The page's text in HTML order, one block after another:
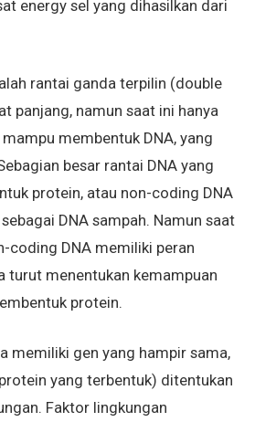
energy sel yang dihasilkan dari
rantai ganda terpilin (double
panjang, namun saat ini hanya
membentuk DNA, yang
besar rantai DNA yang
protein, atau non-coding DNA
DNA sampah. Namun saat
coding DNA memiliki peran
turut menentukan kemampuan
protein.
memiliki gen yang hampir sama,
yang terbentuk) ditentukan
Faktor lingkungan